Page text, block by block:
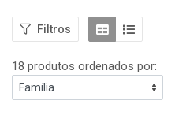
Filtros
18 produtos ordenados por: